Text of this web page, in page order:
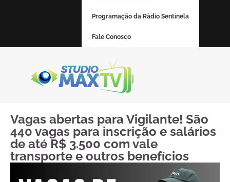
Programação da Rádio Sentinela
Fale Conosco
Vagas abertas para Vigilante! São
440 vagas para inscrição e salários
de até R$ 3.500 com vale
transporte e outros benefícios